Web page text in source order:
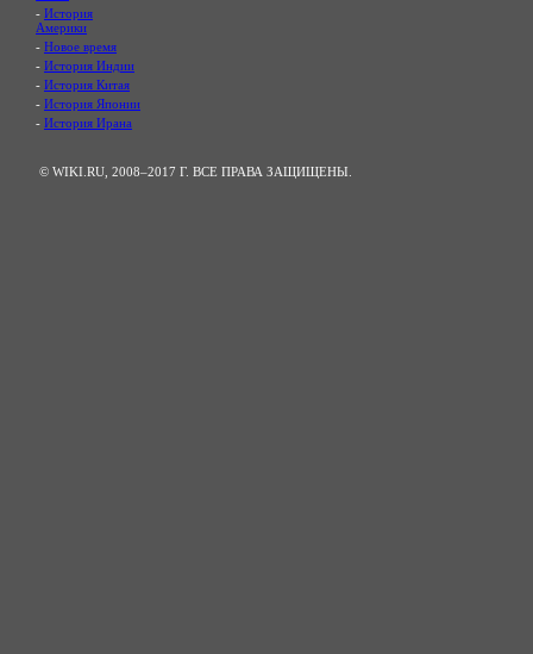
- История
Америки
- Новое время
- История Индии
- История Китая
- История Японии
- История Ирана
© WIKI.RU, 2008–2017 Г. ВСЕ ПРАВА ЗАЩИЩЕНЫ.